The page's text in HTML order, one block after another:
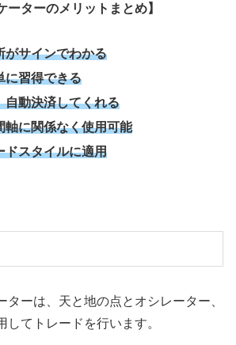
ーターのメリットまとめ】
がサインでわかる
に習得できる
自動決済してくれる
軸に関係なく使用可能
ドスタイルに適用
ターは、天と地の点とオシレーター、
してトレードを行います。